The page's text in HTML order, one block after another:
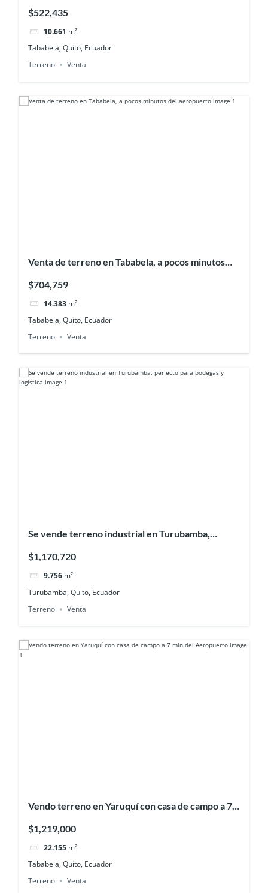
$522,435
10.661 m²
Tababela, Quito, Ecuador
Terreno
Venta
Venta de terreno en Tababela, a pocos minutos
$704,759
14.383 m²
Tababela, Quito, Ecuador
Terreno
Venta
Se vende terreno industrial en Turubamba,
$1,170,720
9.756 m²
Turubamba, Quito, Ecuador
Terreno
Venta
Vendo terreno en Yaruquí con casa de campo a 7
$1,219,000
22.155 m²
Tababela, Quito, Ecuador
Terreno
Venta